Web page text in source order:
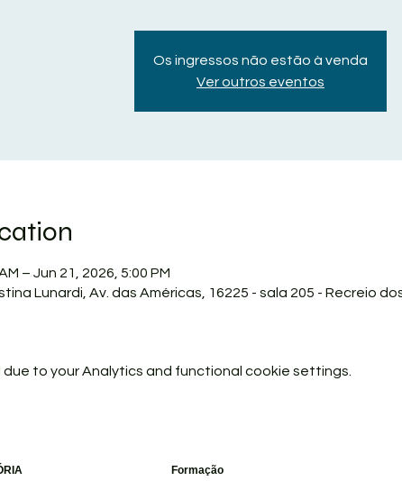
Os ingressos não estão à venda
Ver outros eventos
– Jun 21, 2026, 5:00 PM
Lunardi, Av. das Américas, 16225 - sala 205 - Recreio
to your Analytics and functional cookie settings.
Formação